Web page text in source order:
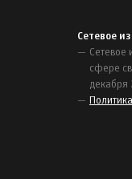
Сетевое
Сетевое
сфере
декабря